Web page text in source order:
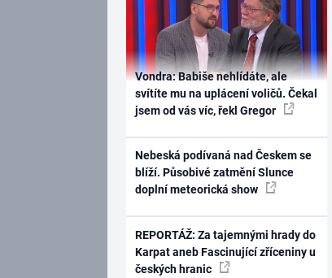
Vondra: Babiše nehlídáte, ale
svítíte mu na uplácení voličů. Čekal
jsem od vás víc, řekl Gregor
Nebeská podívaná nad Českem se
blíží. Působivé zatmění Slunce
doplní meteorická show
REPORTÁŽ: Za tajemnými hrady do
Karpat aneb Fascinující zříceniny u
českých hranic